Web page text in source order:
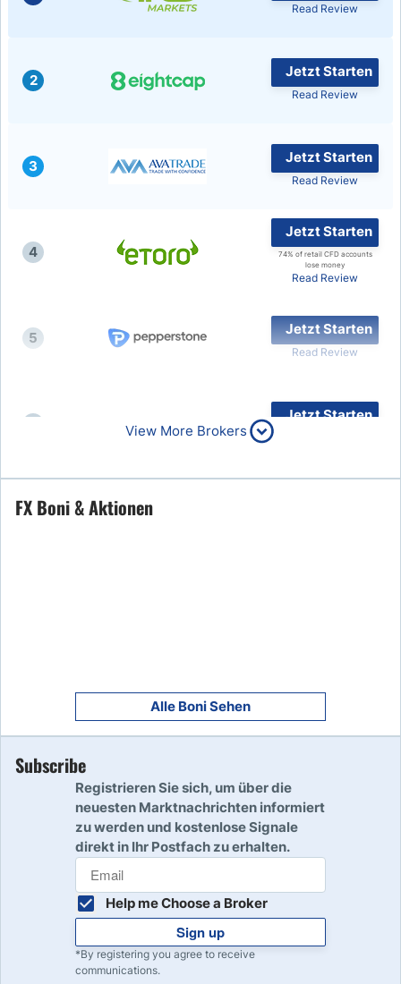
Bitcoin/USD
Indices
Read Review
2
Jetzt Starten
Read Review
3
Jetzt Starten
Read Review
4
Jetzt Starten
74% of retail CFD accounts
lose money
Read Review
5
Jetzt Starten
Read Review
Jetzt Starten
7
10
View More Brokers
FX Boni & Aktionen
Alle Boni Sehen
Subscribe
Registrieren Sie sich, um über die
neuesten Marktnachrichten informiert
zu werden und kostenlose Signale
direkt in Ihr Postfach zu erhalten.
Help me Choose a Broker
Sign up
*By registering you agree to receive
communications.